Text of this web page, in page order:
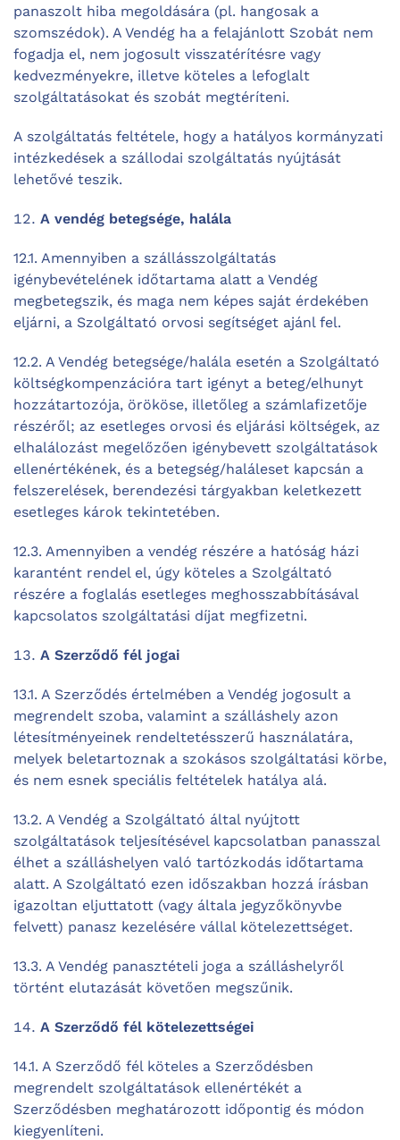
panaszolt hiba megoldására (pl. hangosak a
szomszédok). A Vendég ha a felajánlott Szobát nem
fogadja el, nem jogosult visszatérítésre vagy
kedvezményekre, illetve köteles a lefoglalt
szolgáltatásokat és szobát megtéríteni.
A szolgáltatás feltétele, hogy a hatályos kormányzati
intézkedések a szállodai szolgáltatás nyújtását
lehetővé teszik.
A vendég betegsége, halála
12.1. Amennyiben a szállásszolgáltatás
igénybevételének időtartama alatt a Vendég
megbetegszik, és maga nem képes saját érdekében
eljárni, a Szolgáltató orvosi segítséget ajánl fel.
12.2. A Vendég betegsége/halála esetén a Szolgáltató
költségkompenzációra tart igényt a beteg/elhunyt
hozzátartozója, örököse, illetőleg a számlafizetője
részéről; az esetleges orvosi és eljárási költségek, az
elhalálozást megelőzően igénybevett szolgáltatások
ellenértékének, és a betegség/haláleset kapcsán a
felszerelések, berendezési tárgyakban keletkezett
esetleges károk tekintetében.
12.3. Amennyiben a vendég részére a hatóság házi
karantént rendel el, úgy köteles a Szolgáltató
részére a foglalás esetleges meghosszabbításával
kapcsolatos szolgáltatási díjat megfizetni.
A Szerződő fél jogai
13.1. A Szerződés értelmében a Vendég jogosult a
megrendelt szoba, valamint a szálláshely azon
létesítményeinek rendeltetésszerű használatára,
melyek beletartoznak a szokásos szolgáltatási körbe,
és nem esnek speciális feltételek hatálya alá.
13.2. A Vendég a Szolgáltató által nyújtott
szolgáltatások teljesítésével kapcsolatban panasszal
élhet a szálláshelyen való tartózkodás időtartama
alatt. A Szolgáltató ezen időszakban hozzá írásban
igazoltan eljuttatott (vagy általa jegyzőkönyvbe
felvett) panasz kezelésére vállal kötelezettséget.
13.3. A Vendég panasztételi joga a szálláshelyről
történt elutazását követően megszűnik.
A Szerződő fél kötelezettségei
14.1. A Szerződő fél köteles a Szerződésben
megrendelt szolgáltatások ellenértékét a
Szerződésben meghatározott időpontig és módon
kiegyenlíteni.